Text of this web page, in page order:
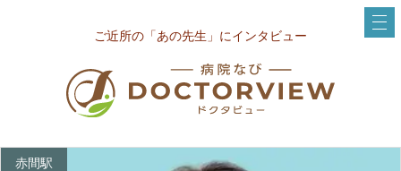
ご近所の「あの先生」にインタビュー
赤間駅